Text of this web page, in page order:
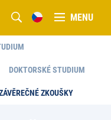
MENU
DOKTORSKÉ STUDIUM
ZKOUŠKY